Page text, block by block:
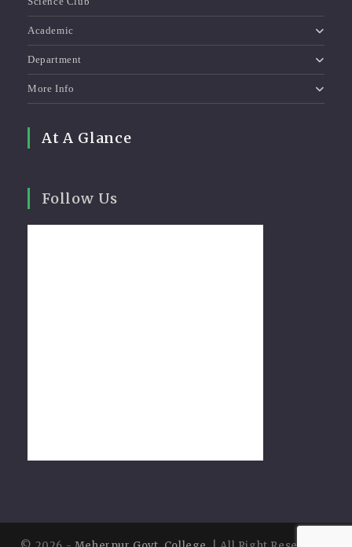
Academic
Department
More Info
At A Glance
Follow Us